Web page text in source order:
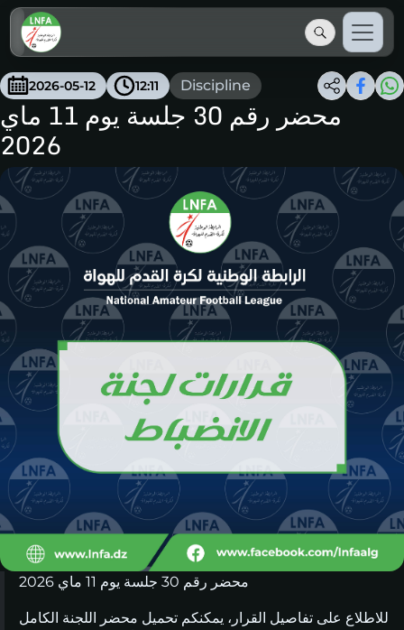
2026-05-12 12:11 Discipline
محضر رقم 30 جلسة يوم 11 ماي
2026
محضر رقم 30 جلسة يوم 11 ماي 2026
للاطلاع على تفاصيل القرار، يمكنكم تحميل محضر اللجنة الكامل